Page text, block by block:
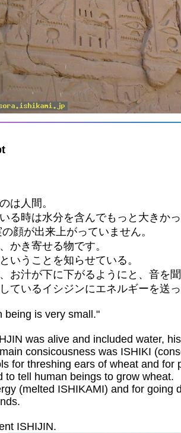
は人間。
る時は水分を含んでもっと大きかっ
顔が出来上がっていません。
かき寄せる物です。
いうことを知らせている。
汁が下に下がるようにと、音を聞
いるイシジンにエネルギーを送っ
being is very small."
was alive and included water,
consicousness was ISHIKI
for threshing ears of wheat and for
tell human beings to grow wheat.
(melted ISHIKAMI) and for going
ISHIJIN.